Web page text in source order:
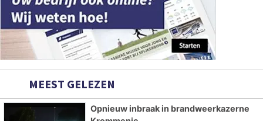
MEEST GELEZEN
Opnieuw inbraak in brandweerkazerne